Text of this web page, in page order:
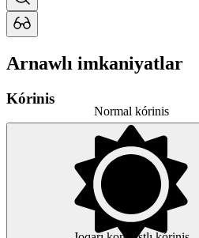
Arnawlı imkaniyatlar
Kórinis
Normal kórinis